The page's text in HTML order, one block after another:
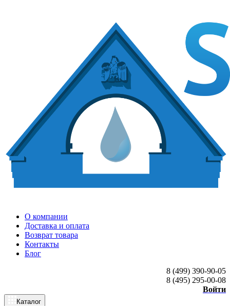
О компании
Доставка и оплата
Возврат товара
Контакты
Блог
8 (499) 390-90-05
8 (495) 295-00-08
Войти
Каталог